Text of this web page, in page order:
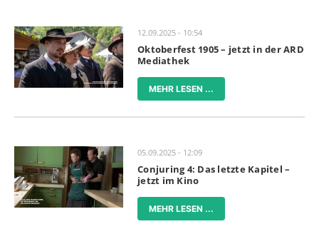
12.09.2025 - 10:54
Oktoberfest 1905 – jetzt in der ARD
Mediathek
MEHR LESEN ...
05.09.2025 - 12:09
Conjuring 4: Das letzte Kapitel –
jetzt im Kino
MEHR LESEN ...